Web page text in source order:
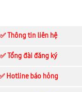
✅ Thông tin liên hệ
✅ Tổng đài đăng ký
Hotline báo hỏng